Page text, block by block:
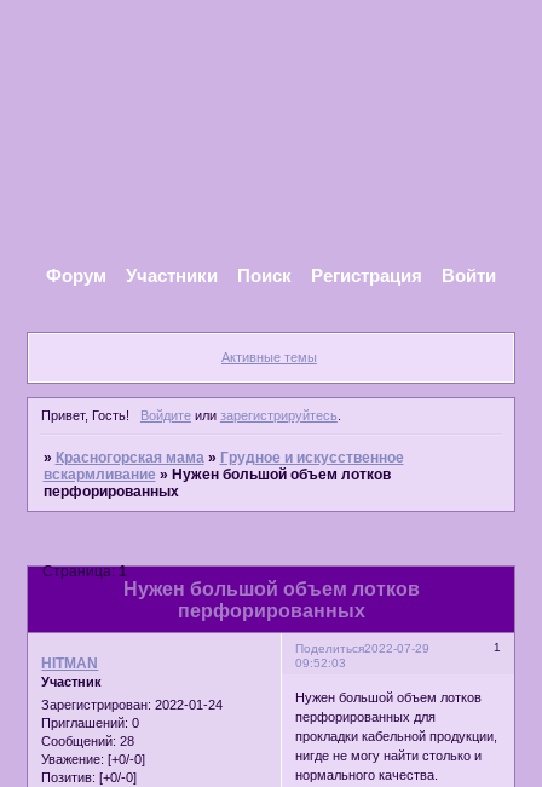
Форум Участники Поиск Регистрация Войти
Активные темы
Привет, Гость! Войдитеили зарегистрируйтесь.
» Красногорская мама » Грудное и искусственное
вскармливание » Нужен большой объем лотков
перфорированных
Нужен большой объем лотков
перфорированных
Страница:1
Поделиться 1
2022-07-29
09:52:03
HITMAN
Участник
Зарегистрирован: 2022-01-24
Приглашений: 0
Сообщений: 28
Уважение: [+0/-0]
Позитив: [+0/-0]
Нужен большой объем лотков
перфорированных для
прокладки кабельной продукции,
нигде не могу найти столько и
нормального качества.